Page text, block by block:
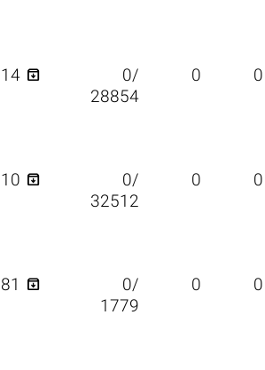

0/
28854
0 0

0/
32512
0 0
81 
0/
1779
0 0